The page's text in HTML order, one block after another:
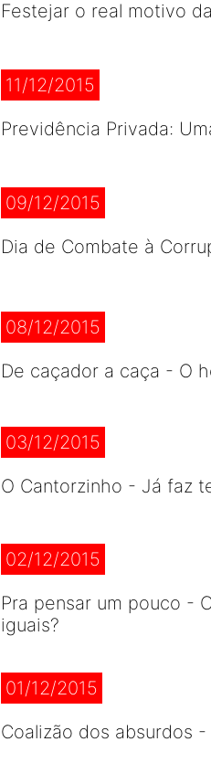
Festejar o real motivo
11/12/2015
Previdência Privada:
09/12/2015
Dia de Combate à
08/12/2015
De caçador a caça - O
03/12/2015
O Cantorzinho - Já faz
02/12/2015
Pra pensar um pouco -
iguais?
01/12/2015
Coalizão dos absurdos